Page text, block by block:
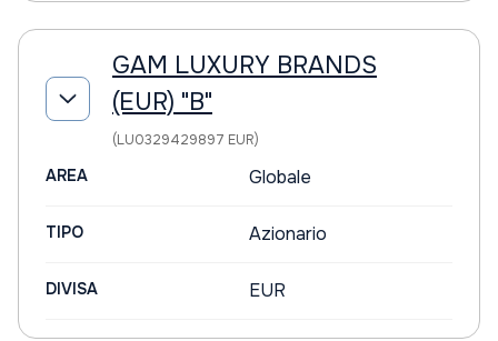
GAM LUXURY BRANDS
(EUR) "B"
(LU0329429897 EUR)
AREA Globale
TIPO Azionario
DIVISA EUR